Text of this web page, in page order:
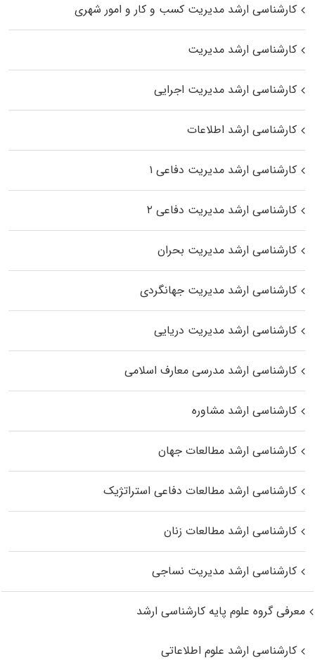
کارشناسی ارشد مدیریت کسب و کار و امور شهری
کارشناسی ارشد مدیریت
کارشناسی ارشد مدیریت اجرایی
کارشناسی ارشد اطلاعات
کارشناسی ارشد مدیریت دفاعی ۱
کارشناسی ارشد مدیریت دفاعی ۲
کارشناسی ارشد مدیریت بحران
کارشناسی ارشد مدیریت جهانگردی
کارشناسی ارشد مدیریت دریایی
کارشناسی ارشد مدرسی معارف اسلامی
کارشناسی ارشد مشاوره
کارشناسی ارشد مطالعات جهان
کارشناسی ارشد مطالعات دفاعی استراتژیک
کارشناسی ارشد مطالعات زنان
کارشناسی ارشد مدیریت نساجی
معرفی گروه علوم پایه کارشناسی ارشد
کارشناسی ارشد علوم اطلاعاتی